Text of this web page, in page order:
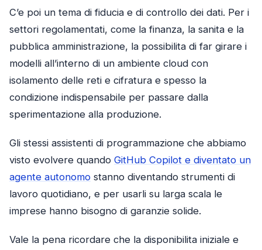
C’e poi un tema di fiducia e di controllo dei dati. Per i
settori regolamentati, come la finanza, la sanita e la
pubblica amministrazione, la possibilita di far girare i
modelli all’interno di un ambiente cloud con
isolamento delle reti e cifratura e spesso la
condizione indispensabile per passare dalla
sperimentazione alla produzione.
Gli stessi assistenti di programmazione che abbiamo
visto evolvere quando GitHub Copilot e diventato un
agente autonomo stanno diventando strumenti di
lavoro quotidiano, e per usarli su larga scala le
imprese hanno bisogno di garanzie solide.
Vale la pena ricordare che la disponibilita iniziale e